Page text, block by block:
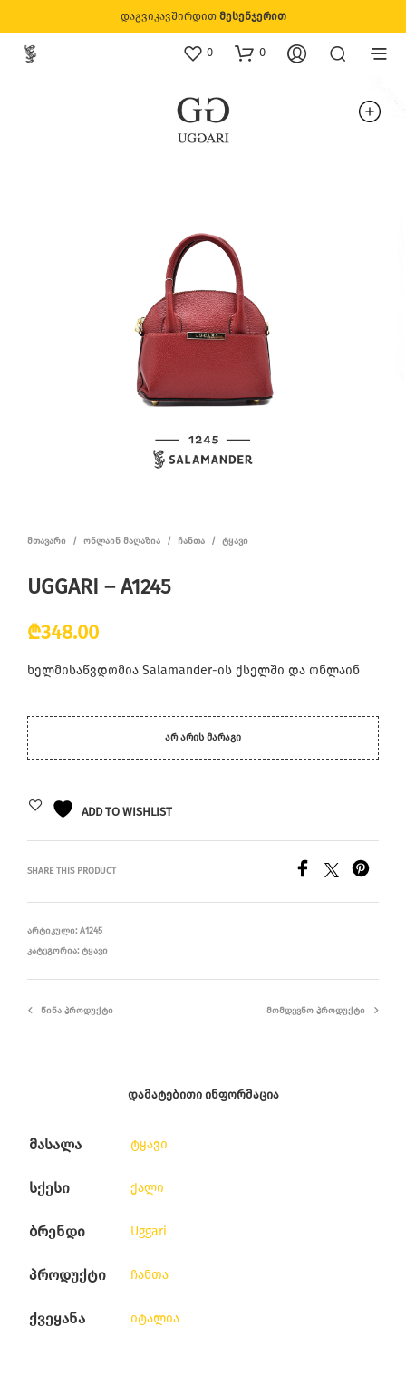
დაგვიკავშირდით მესენჯერით
0 0
ᲛᲗᲐᲕᲐᲠᲘ / ᲝᲜᲚᲐᲘᲜ ᲛᲐᲦᲐᲖᲘᲐ / ᲩᲐᲜᲗᲐ / ᲢᲧᲐᲕᲘ
UGGARI – A1245
₾348.00
ხელმისაწვდომია Salamander-ის ქსელში და ონლაინ
ᲐᲠ ᲐᲠᲘᲡ ᲛᲐᲠᲐᲒᲘ
ADD TO WISHLIST
SHARE THIS PRODUCT
ᲐᲠᲢᲘᲙᲣᲚᲘ: A1245
ᲙᲐᲢᲔᲒᲝᲠᲘᲐ: ᲢᲧᲐᲕᲘ
ᲬᲘᲜᲐ ᲞᲠᲝᲓᲣᲥᲢᲘ ᲛᲝᲛᲓᲔᲕᲜᲝ ᲞᲠᲝᲓᲣᲥᲢᲘ
ᲓᲐᲛᲐᲢᲔᲑᲘᲗᲘ ᲘᲜᲤᲝᲠᲛᲐᲪᲘᲐ
მასალა ტყავი
სქესი ქალი
ბრენდი Uggari
პროდუქტი ჩანთა
ქვეყანა იტალია